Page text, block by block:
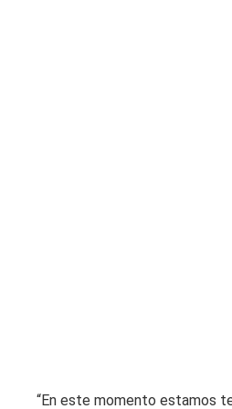
“En este momento estamos